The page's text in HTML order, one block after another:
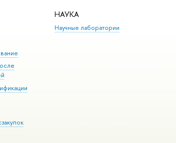
НАУКА
Научные лаборатории